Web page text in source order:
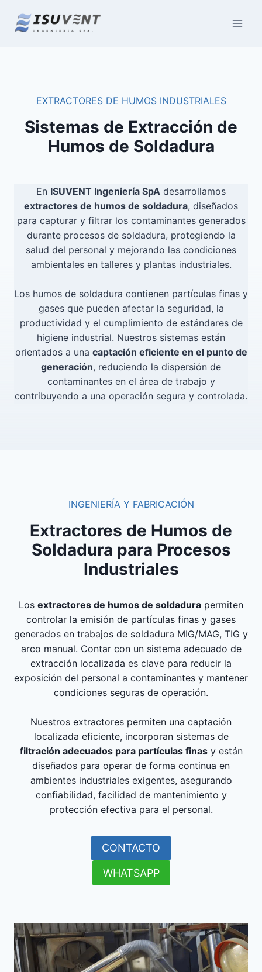
contenido
EXTRACTORES DE HUMOS INDUSTRIALES
Sistemas de Extracción de
Humos de Soldadura
En ISUVENT Ingeniería SpA desarrollamos
extractores de humos de soldadura, diseñados
para capturar y filtrar los contaminantes generados
durante procesos de soldadura, protegiendo la
salud del personal y mejorando las condiciones
ambientales en talleres y plantas industriales.
Los humos de soldadura contienen partículas finas y
gases que pueden afectar la seguridad, la
productividad y el cumplimiento de estándares de
higiene industrial. Nuestros sistemas están
orientados a una captación eficiente en el punto de
generación, reduciendo la dispersión de
contaminantes en el área de trabajo y
contribuyendo a una operación segura y controlada.
INGENIERÍA Y FABRICACIÓN
Extractores de Humos de
Soldadura para Procesos
Industriales
Los extractores de humos de soldadura permiten
controlar la emisión de partículas finas y gases
generados en trabajos de soldadura MIG/MAG, TIG y
arco manual. Contar con un sistema adecuado de
extracción localizada es clave para reducir la
exposición del personal a contaminantes y mantener
condiciones seguras de operación.
Nuestros extractores permiten una captación
localizada eficiente, incorporan sistemas de
filtración adecuados para partículas finasy están
diseñados para operar de forma continua en
ambientes industriales exigentes, asegurando
confiabilidad, facilidad de mantenimiento y
protección efectiva para el personal.
CONTACTO
WHATSAPP